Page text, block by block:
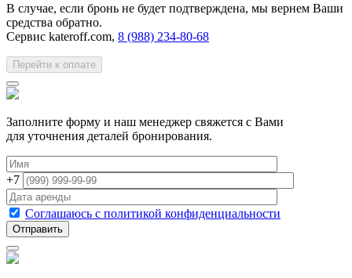
В случае, если бронь не будет подтверждена, мы вернем Ваши
средства обратно.
Сервис kateroff.com, 8 (988) 234-80-68
Перейти к оплате
Заполните форму и наш менеджер свяжется с Вами
для уточнения деталей бронирования.
+7
Соглашаюсь с политикой конфиденциальности